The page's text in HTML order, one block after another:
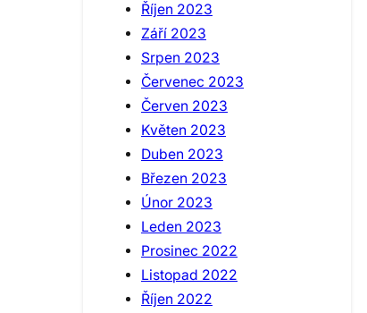
Říjen 2023
Září 2023
Srpen 2023
Červenec 2023
Červen 2023
Květen 2023
Duben 2023
Březen 2023
Únor 2023
Leden 2023
Prosinec 2022
Listopad 2022
Říjen 2022